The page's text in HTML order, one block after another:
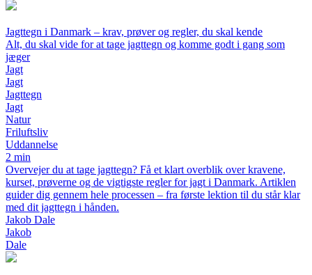
Jagttegn i Danmark – krav, prøver og regler, du skal kende
Alt, du skal vide for at tage jagttegn og komme godt i gang som
jæger
Jagt
Jagt
Jagttegn
Jagt
Natur
Friluftsliv
Uddannelse
2 min
Overvejer du at tage jagttegn? Få et klart overblik over kravene,
kurset, prøverne og de vigtigste regler for jagt i Danmark. Artiklen
guider dig gennem hele processen – fra første lektion til du står klar
med dit jagttegn i hånden.
Jakob Dale
Jakob
Dale